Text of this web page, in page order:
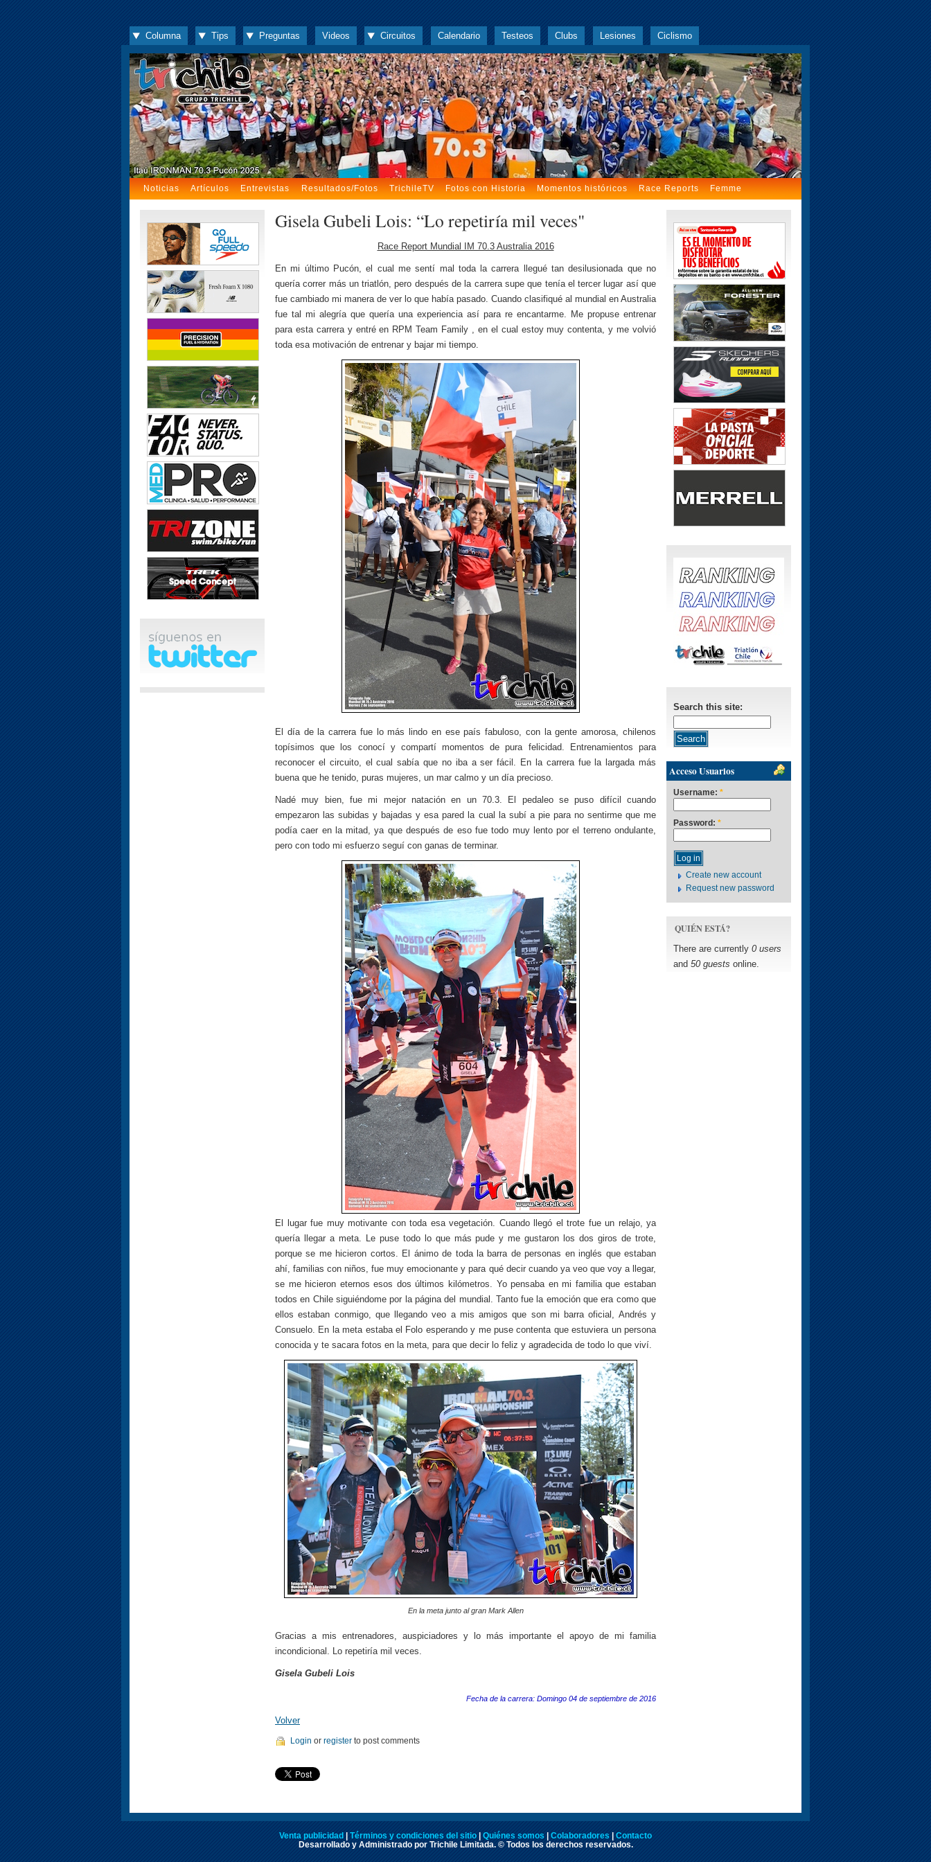
Columna Tips Preguntas Videos Circuitos Calendario Testeos Clubs Lesiones Ciclismo
Noticias Artículos Entrevistas Resultados/Fotos TrichileTV Fotos con Historia Momentos históricos Race Reports Femme
Gisela Gubeli Lois: “Lo repetiría mil veces"
Race Report Mundial IM 70.3 Australia 2016
En mi último Pucón, el cual me sentí mal toda la carrera llegué tan desilusionada que no
quería correr más un triatlón, pero después de la carrera supe que tenía el tercer lugar así que
fue cambiado mi manera de ver lo que había pasado. Cuando clasifiqué al mundial en Australia
fue tal mi alegría que quería una experiencia así para re encantarme. Me propuse entrenar
para esta carrera y entré en RPM Team Family , en el cual estoy muy contenta, y me volvió
toda esa motivación de entrenar y bajar mi tiempo.
El día de la carrera fue lo más lindo en ese país fabuloso, con la gente amorosa, chilenos
topísimos que los conocí y compartí momentos de pura felicidad. Entrenamientos para
reconocer el circuito, el cual sabía que no iba a ser fácil. En la carrera fue la largada más
buena que he tenido, puras mujeres, un mar calmo y un día precioso.
Nadé muy bien, fue mi mejor natación en un 70.3. El pedaleo se puso difícil cuando
empezaron las subidas y bajadas y esa pared la cual la subí a pie para no sentirme que me
podía caer en la mitad, ya que después de eso fue todo muy lento por el terreno ondulante,
pero con todo mi esfuerzo seguí con ganas de terminar.
El lugar fue muy motivante con toda esa vegetación. Cuando llegó el trote fue un relajo, ya
quería llegar a meta. Le puse todo lo que más pude y me gustaron los dos giros de trote,
porque se me hicieron cortos. El ánimo de toda la barra de personas en inglés que estaban
ahí, familias con niños, fue muy emocionante y para qué decir cuando ya veo que voy a llegar,
se me hicieron eternos esos dos últimos kilómetros. Yo pensaba en mi familia que estaban
todos en Chile siguiéndome por la página del mundial. Tanto fue la emoción que era como que
ellos estaban conmigo, que llegando veo a mis amigos que son mi barra oficial, Andrés y
Consuelo. En la meta estaba el Folo esperando y me puse contenta que estuviera un persona
conocida y te sacara fotos en la meta, para que decir lo feliz y agradecida de todo lo que viví.
En la meta junto al gran Mark Allen
Gracias a mis entrenadores, auspiciadores y lo más importante el apoyo de mi familia
incondicional. Lo repetiría mil veces.
Gisela Gubeli Lois
Fecha de la carrera: Domingo 04 de septiembre de 2016
Volver
Login or register to post comments
Search this site:
Acceso Usuarios
Username: *
Password: *
Create new account
Request new password
QUIÉN ESTÁ?
There are currently 0 users
and 50 guests online.
Venta publicidad Términos y condiciones del sitio Quiénes somos Colaboradores
Contacto
Desarrollado y Administrado por Trichile Limitada. © Todos los derechos reservados.